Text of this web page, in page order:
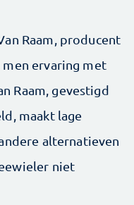
Raam, producent
ervaring met
Raam, gevestigd
maakt lage
alternatieven
niet